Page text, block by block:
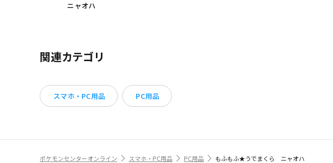
ニャオハ
関連カテゴリ
スマホ・PC用品 PC用品
ポケモンセンターオンライン スマホ・PC用品 PC用品 もふもふ★うでまくら ニャオハ